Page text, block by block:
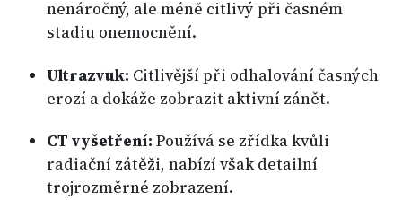
nenáročný, ale méně citlivý při časném
stadiu onemocnění.
Ultrazvuk: Citlivější při odhalování časných
erozí a dokáže zobrazit aktivní zánět.
CT vyšetření: Používá se zřídka kvůli
radiační zátěži, nabízí však detailní
trojrozměrné zobrazení.